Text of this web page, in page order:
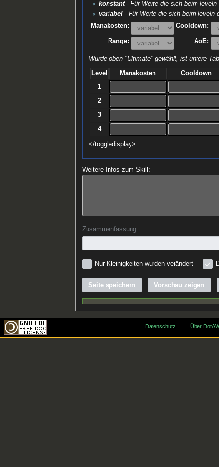
konstant- Für Werte die sich beim leveln
variabel - Für Werte die sich beim leveln
Manakosten:
Cooldown:
Range: AoE:
Wurde oben "Ultimate" gewählt, ist untere
Level Manakosten
Cooldown
1
2
3
4
</toggledisplay>
Weitere Infos zum Skill:
Zusammenfassung:
Nur Kleinigkeiten wurden verändert
Seite speichern Vorschau zeigen
Datenschutz Über